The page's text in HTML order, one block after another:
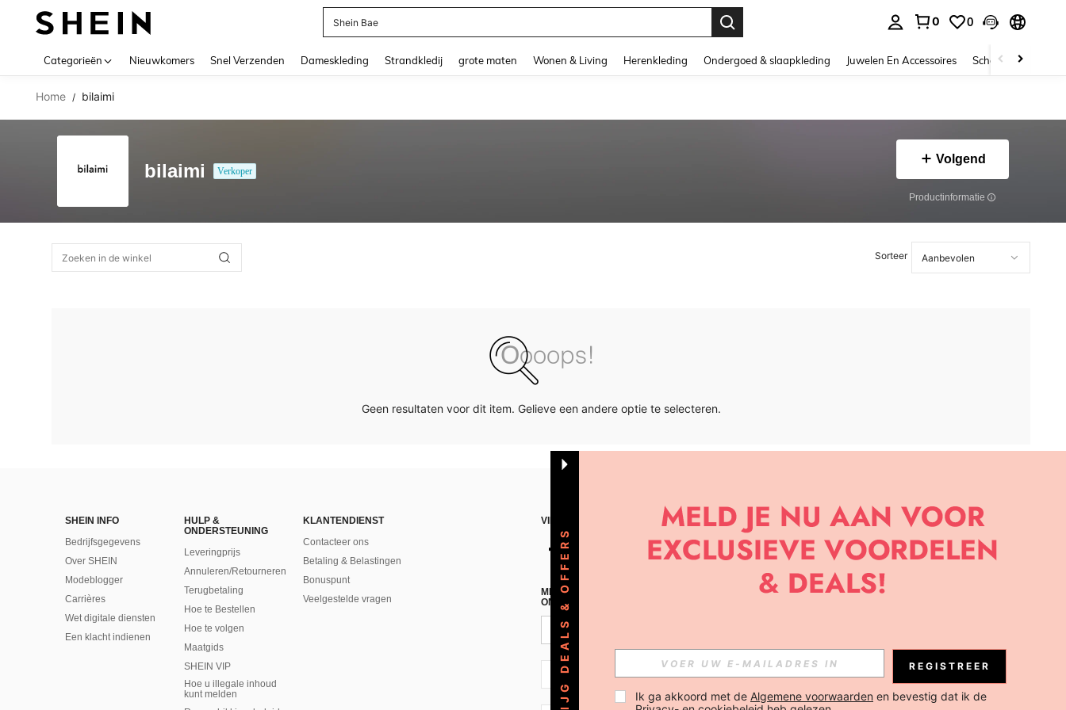
Shein Bae
0 0
Categorieën Nieuwkomers Snel Verzenden Dameskleding Strandkledij grote maten Wonen & Living Herenkleding Ondergoed & slaapkleding Juwelen En Accessoires Schoonheid &
Home / bilaimi
bilaimi Verkoper
Volgend
Productinformatie
Sorteer
Geen resultaten voor dit item. Gelieve een andere optie te selecteren.
SHEIN INFO
Bedrijfsgegevens
Over SHEIN
Modeblogger
Carrières
Wet digitale diensten
Een klacht indienen
HULP &
ONDERSTEUNING
Leveringprijs
Annuleren/Retourneren
Terugbetaling
Hoe te Bestellen
Hoe te volgen
Maatgids
SHEIN VIP
Hoe u illegale inhoud
kunt melden
KLANTENDIENST
Contacteer ons
Betaling & Belastingen
Bonuspunt
Veelgestelde vragen
VIND ONS
MELD JE A AN VOOR ONZE NIEUWSBRIEF OM DE LAATSTE NIEUWE TRENDS EN KORTINGEN TE
ONTVANGEN!(AFMELDEN IS MOGELIJK ELK MOMENT).
NL + 31
KRIJG DEALS & OFFERS REGISTREER
Ik ga akkoord met de Algemene voorwaarden en bevestig dat ik de